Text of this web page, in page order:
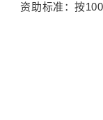
资助标准：按